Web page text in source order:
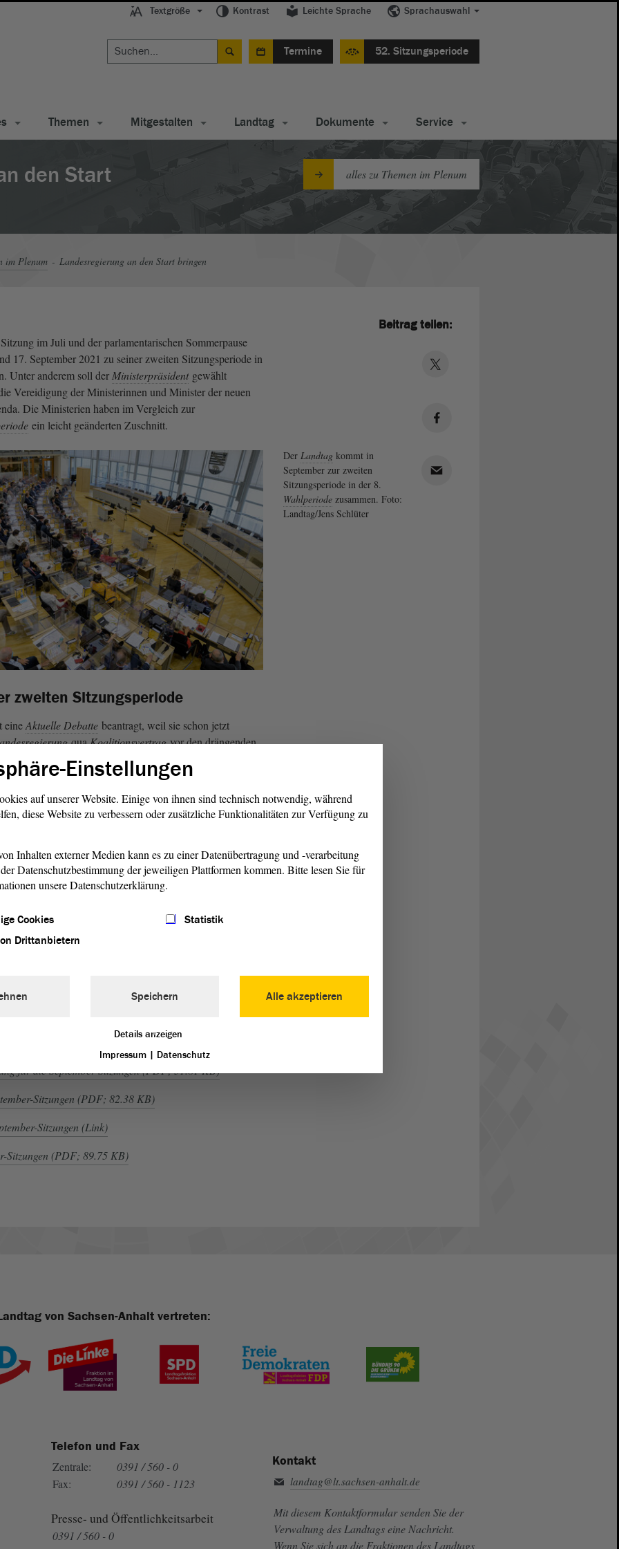
Textgröße Kontrast Leichte Sprache Sprachauswahl
Termine 52. Sitzungsperiode
Themen Mitgestalten Landtag Dokumente Service
den Start
alles zu Themen im Plenum
im Plenum Landesregierung an den Start bringen
im Juli und der parlamentarischen Sommerpause
17. September 2021 zu seiner zweiten Sitzungsperiode in
Unter anderem soll der Ministerpräsident gewählt
Vereidigung der Ministerinnen und Minister der neuen
Die Ministerien haben im Vergleich zur
ein leicht geänderten Zuschnitt.
Der Landtagkommt in
September zur zweiten
Sitzungsperiode in der 8.
Wahlperiodezusammen. Foto:
Landtag/Jens Schlüter
zweiten Sitzungsperiode
eineAktuelle Debatte beantragt, weil sie schon jetzt
quaKoalitionsvertragvor den drängenden
Darüber hinaus bringt DIE LINKE das Thema „Aus bei
Beschäftigte bräuchten verlässliche Informationen und
Fraktion
die Bundesrepublik in der Pflicht, den Menschen
Evakuierungen und ein unverzüglich aufzulegendes
notwendig.
90/DIE GRÜNEN soll dieLandesregierungdie
Energien so ausrichten, dass Sachsen-Anhalt
wirtschaften könne. Auch eine verbindliche Solarpflicht
soll (auch auf Bundesebene) auf den Weg gebracht
werden gebeten, sich rechtzeitig für die Berichterstattung
zu akkreditieren.
für die September-Sitzungen (PDF; 31.81 KB)
Sitzungen (PDF; 82.38 KB)
Sitzungen (Link)
Sitzungen (PDF; 89.75 KB)
Beitrag teilen:
von Sachsen-Anhalt vertreten:
Telefon und Fax
Zentrale:
0391 / 560 - 0
Fax:
0391 / 560 - 1123
Presse- und Öffentlichkeitsarbeit
0391 / 560 - 0
Kontakt
landtag@lt.sachsen-anhalt.de
Mit diesem Kontaktformular senden Sie der
Verwaltung des Landtags eine Nachricht.
Wenn Sie sich an die Fraktionen des Landtags
Einstellungen
auf unserer Website. Einige von ihnen sind technisch notwendig, während
diese Website zu verbessern oder zusätzliche Funktionalitäten zur Verfügung zu
Inhalten externer Medien kann es zu einer Datenübertragung und -verarbeitung
Datenschutzbestimmung der jeweiligen Plattformen kommen. Bitte lesen Sie für
unsere Datenschutzerklärung.
Cookies
Statistik
Drittanbietern
Alle akzeptieren
Speichern
Details anzeigen
Impressum | Datenschutz